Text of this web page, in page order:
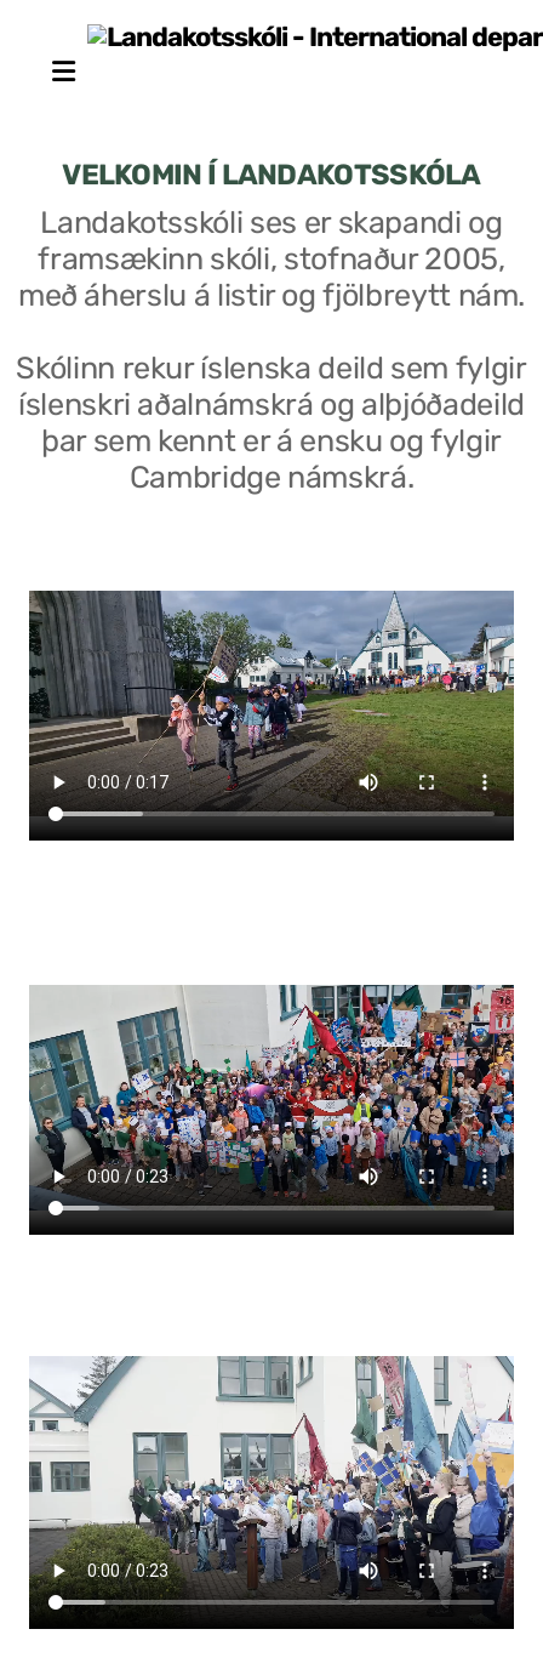
VELKOMIN Í LANDAKOTSSKÓLA
Landakotsskóli ses er skapandi og
framsækinn skóli, stofnaður 2005,
með áherslu á listir og fjölbreytt nám.
Skólinn rekur íslenska deild sem fylgir
íslenskri aðalnámskrá og alþjóðadeild
þar sem kennt er á ensku og fylgir
Cambridge námskrá.
Stjórn sjálfseignarstofnunar
Skólaráð
Fundargerðir skólaráðs
Stjórnendateymi
Skólareglur
Starfsáætlun
Frístund
Upplýsingar um innritun
Námsmat
Læsi
Lestrarheftin
Náms- og kennsluáætlanir
Námsráðgjafi
Stundaskrár
Valgreinar
Umsókn um val utanskóla
Foreldrafélag